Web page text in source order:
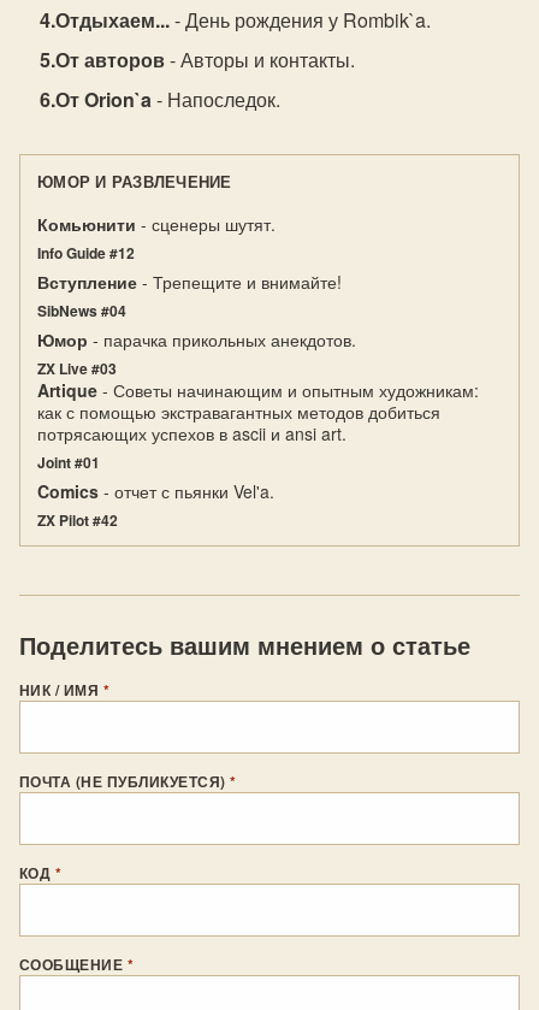
Отдыхаем...- День рождения у Rombik`a.
От авторов- Авторы и контакты.
От Orion`a- Напоследок.
ЮМОР И РАЗВЛЕЧЕНИЕ
Комьюнити - сценеры шутят.
Info Guide #12
Вступление - Трепещите и внимайте!
SibNews #04
Юмор - парачка прикольных анекдотов.
ZX Live #03
Artique - Советы начинающим и опытным художникам:
как с помощью экстравагантных методов добиться
потрясающих успехов в ascii и ansi art.
Joint #01
Comics - отчет с пьянки Vel'a.
ZX Pilot #42
Поделитесь вашим мнением о статье
НИК / ИМЯ *
ПОЧТА (НЕ ПУБЛИКУЕТСЯ)*
КОД *
СООБЩЕНИЕ *